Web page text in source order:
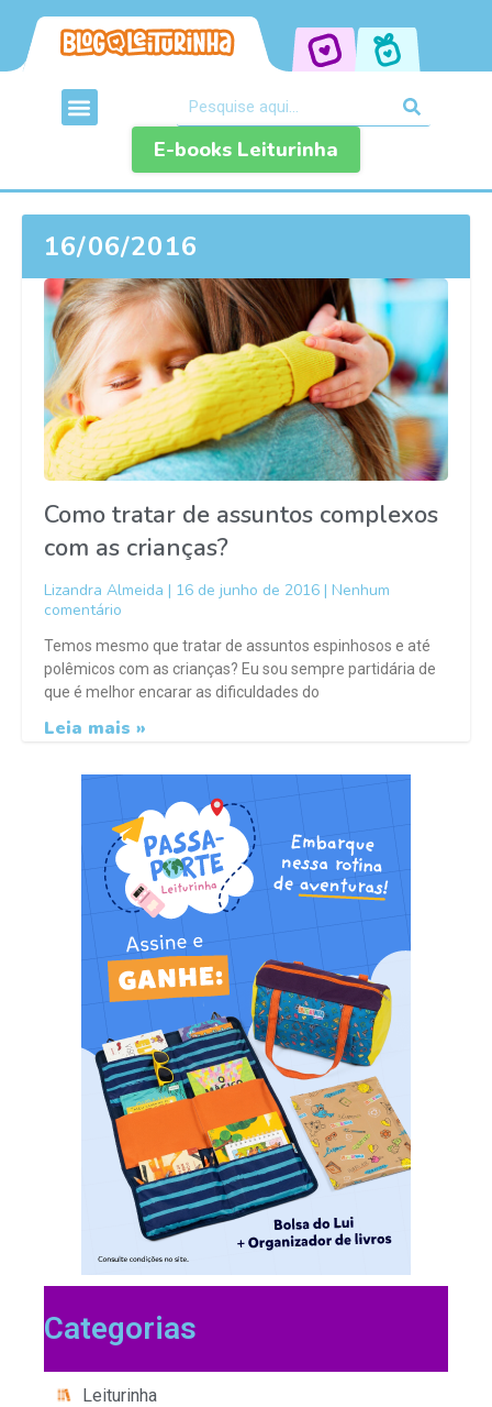
E-books Leiturinha
16/06/2016
Como tratar de assuntos complexos
com as crianças?
Lizandra Almeida 16 de junho de 2016
Nenhum
comentário
Temos mesmo que tratar de assuntos espinhosos e até
polêmicos com as crianças? Eu sou sempre partidária de
que é melhor encarar as dificuldades do
Leia mais »
Categorias
Leiturinha